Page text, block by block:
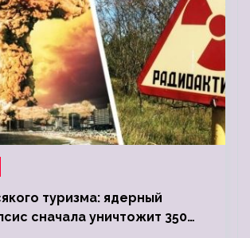
туризма: ядерный
сначала уничтожит 350